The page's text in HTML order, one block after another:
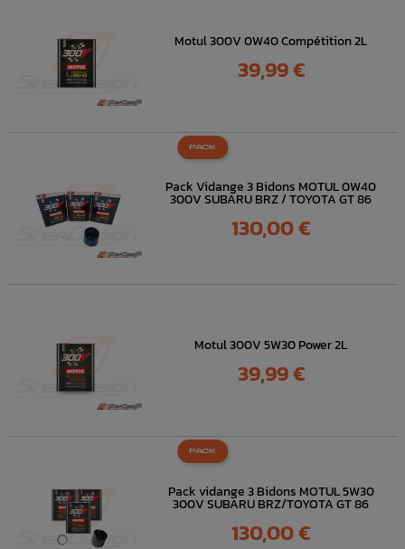
Motul 300V 0W40 Compétition 2L
Prix
39,99 €
Pack Vidange 3 Bidons MOTUL 0W40
300V SUBARU BRZ / TOYOTA GT 86
Prix
130,00 €
PACK
Motul 300V 5W30 Power 2L
Prix
39,99 €
Pack vidange 3 Bidons MOTUL 5W30
300V SUBARU BRZ/TOYOTA GT 86
Prix
130,00 €
PACK